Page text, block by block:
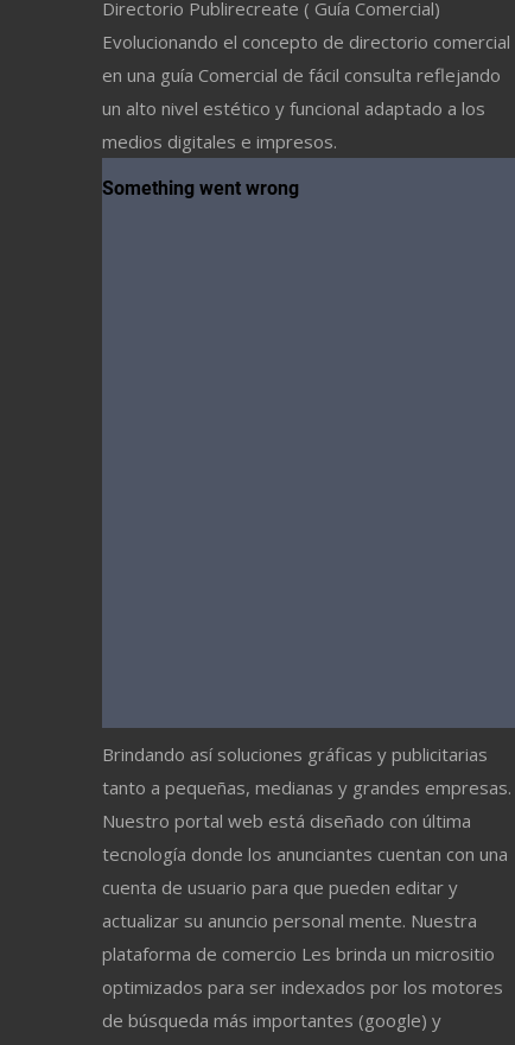
Directorio Publirecreate ( Guía Comercial)
Evolucionando el concepto de directorio comercial
en una guía Comercial de fácil consulta reflejando
un alto nivel estético y funcional adaptado a los
medios digitales e impresos.
Brindando así soluciones gráficas y publicitarias
tanto a pequeñas, medianas y grandes empresas.
Nuestro portal web está diseñado con última
tecnología donde los anunciantes cuentan con una
cuenta de usuario para que pueden editar y
actualizar su anuncio personal mente. Nuestra
plataforma de comercio Les brinda un micrositio
optimizados para ser indexados por los motores
de búsqueda más importantes (google) y